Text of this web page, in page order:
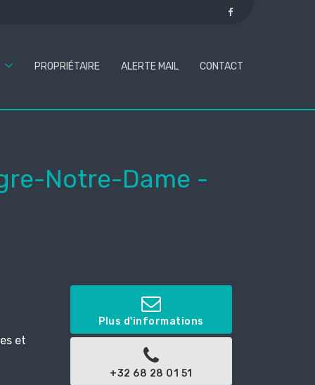
PROPRIÉTAIRE ALERTE MAIL CONTACT
Notre-Dame -
et
Plus d'informations
+32 68 28 01 51